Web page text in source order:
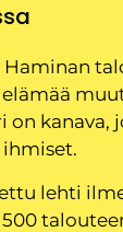
elämää
on kanava,
lehti